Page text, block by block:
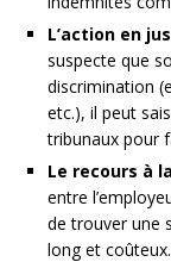
L’action en
suspecte que
discrimination
etc.), il peut
tribunaux pour
Le recours à
entre
de trouver une
long et coûteux.